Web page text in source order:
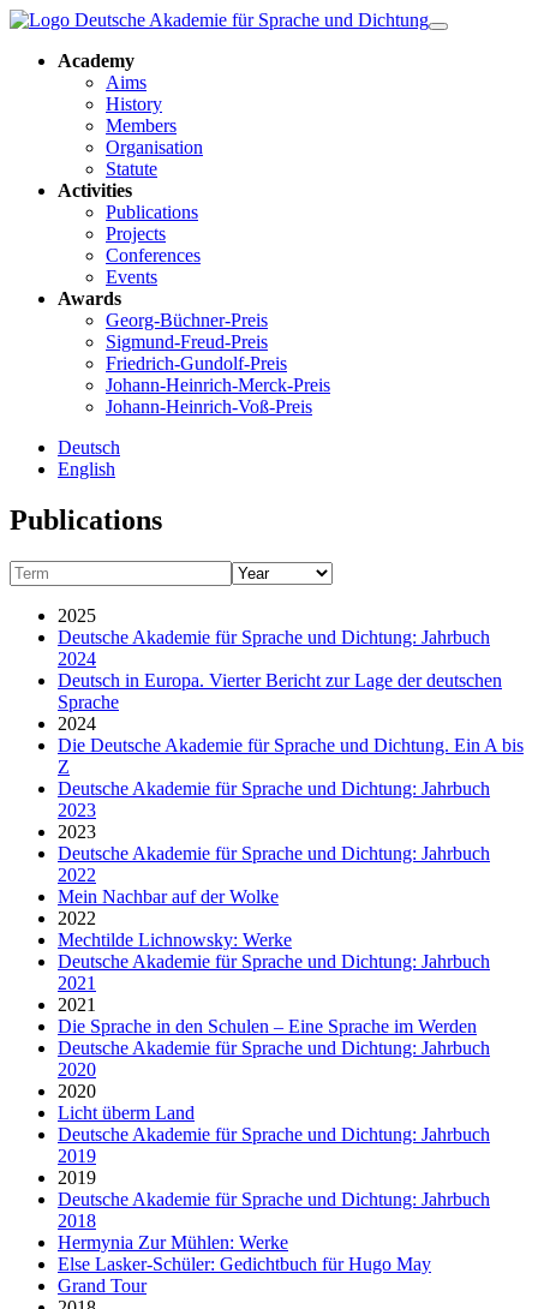
Academy
Aims
History
Members
Organisation
Statute
Activities
Publications
Projects
Conferences
Events
Awards
Georg-Büchner-Preis
Sigmund-Freud-Preis
Friedrich-Gundolf-Preis
Johann-Heinrich-Merck-Preis
Johann-Heinrich-Voß-Preis
Deutsch
English
Publications
2025
Deutsche Akademie für Sprache und Dichtung: Jahrbuch
2024
Deutsch in Europa. Vierter Bericht zur Lage der deutschen
Sprache
2024
Die Deutsche Akademie für Sprache und Dichtung. Ein A bis
Z
Deutsche Akademie für Sprache und Dichtung: Jahrbuch
2023
2023
Deutsche Akademie für Sprache und Dichtung: Jahrbuch
2022
Mein Nachbar auf der Wolke
2022
Mechtilde Lichnowsky: Werke
Deutsche Akademie für Sprache und Dichtung: Jahrbuch
2021
2021
Die Sprache in den Schulen – Eine Sprache im Werden
Deutsche Akademie für Sprache und Dichtung: Jahrbuch
2020
2020
Licht überm Land
Deutsche Akademie für Sprache und Dichtung: Jahrbuch
2019
2019
Deutsche Akademie für Sprache und Dichtung: Jahrbuch
2018
Hermynia Zur Mühlen: Werke
Else Lasker-Schüler: Gedichtbuch für Hugo May
Grand Tour